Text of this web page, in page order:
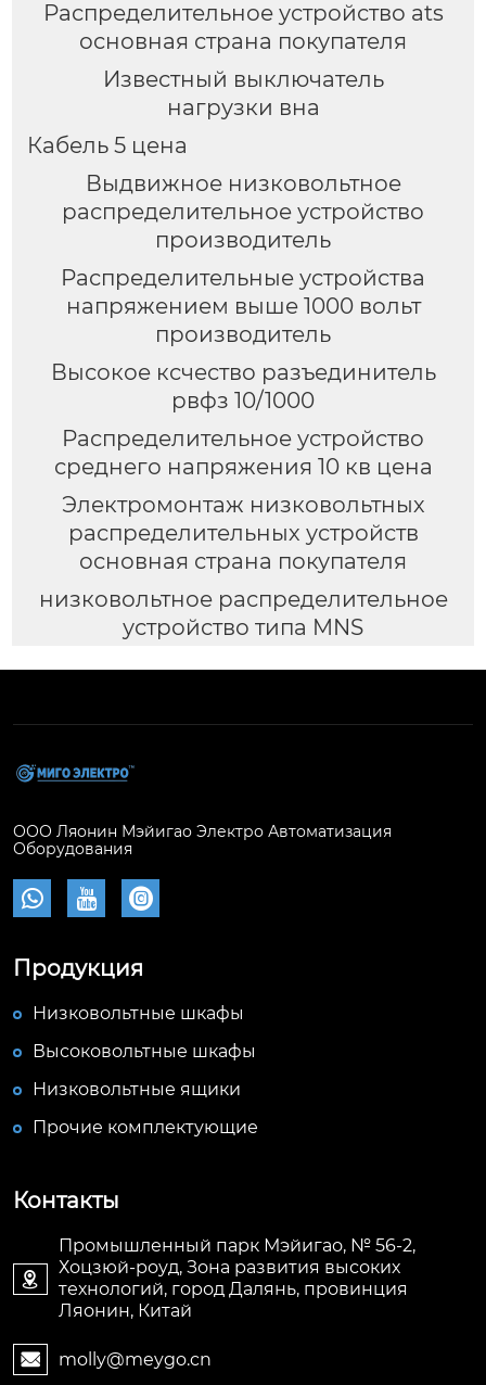
Распределительное устройство ats
основная страна покупателя
Известный выключатель
нагрузки вна
Кабель 5 цена
Выдвижное низковольтное
распределительное устройство
производитель
Распределительные устройства
напряжением выше 1000 вольт
производитель
Высокое ксчество разъединитель
рвфз 10/1000
Распределительное устройство
среднего напряжения 10 кв цена
Электромонтаж низковольтных
распределительных устройств
основная страна покупателя
низковольтное распределительное
устройство типа MNS
ООО Ляонин Мэйигао Электро Автоматизация
Оборудования
  
Продукция
Низковольтные шкафы
Высоковольтные шкафы
Низковольтные ящики
Прочие комплектующие
Контакты

Промышленный парк Мэйигао, № 56-2,
Хоцзюй-роуд, Зона развития высоких
технологий, город Далянь, провинция
Ляонин, Китай
 molly@meygo.cn